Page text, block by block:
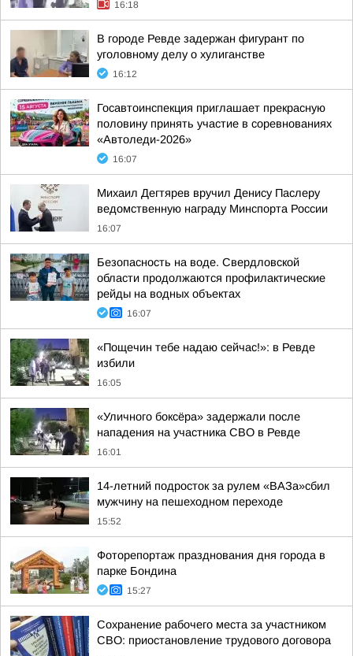
16:18
В городе Ревде задержан фигурант по
уголовному делу о хулиганстве
16:12
Госавтоинспекция приглашает прекрасную
половину принять участие в соревнованиях
«Автоледи-2026»
16:07
Михаил Дегтярев вручил Денису Паслеру
ведомственную награду Минспорта России
16:07
Безопасность на воде. Свердловской
области продолжаются профилактические
рейды на водных объектах
16:07
«Пощечин тебе надаю сейчас!»: в Ревде
избили
16:05
«Уличного боксёра» задержали после
нападения на участника СВО в Ревде
16:01
14-летний подросток за рулем «ВАЗа»сбил
мужчину на пешеходном переходе
15:52
Фоторепортаж празднования дня города в
парке Бондина
15:27
Сохранение рабочего места за участником
СВО: приостановление трудового договора